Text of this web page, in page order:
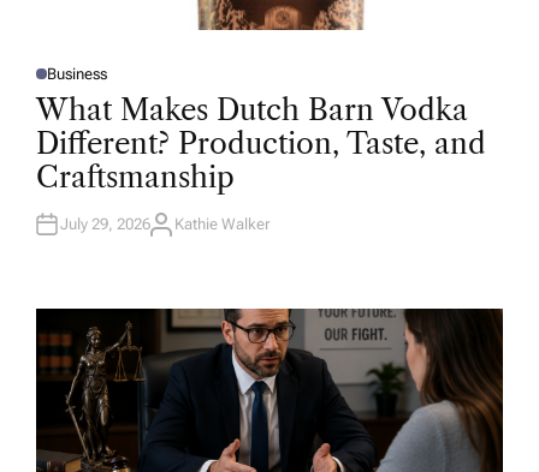
P
O
S
D
I
N
Business
What Makes Dutch Barn Vodka
Different? Production, Taste, and
Craftsmanship
July 29, 2026A
R
Kathie Walker